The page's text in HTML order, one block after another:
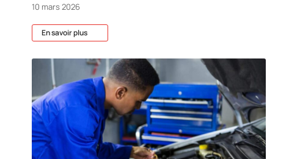
10 mars 2026
En savoir plus